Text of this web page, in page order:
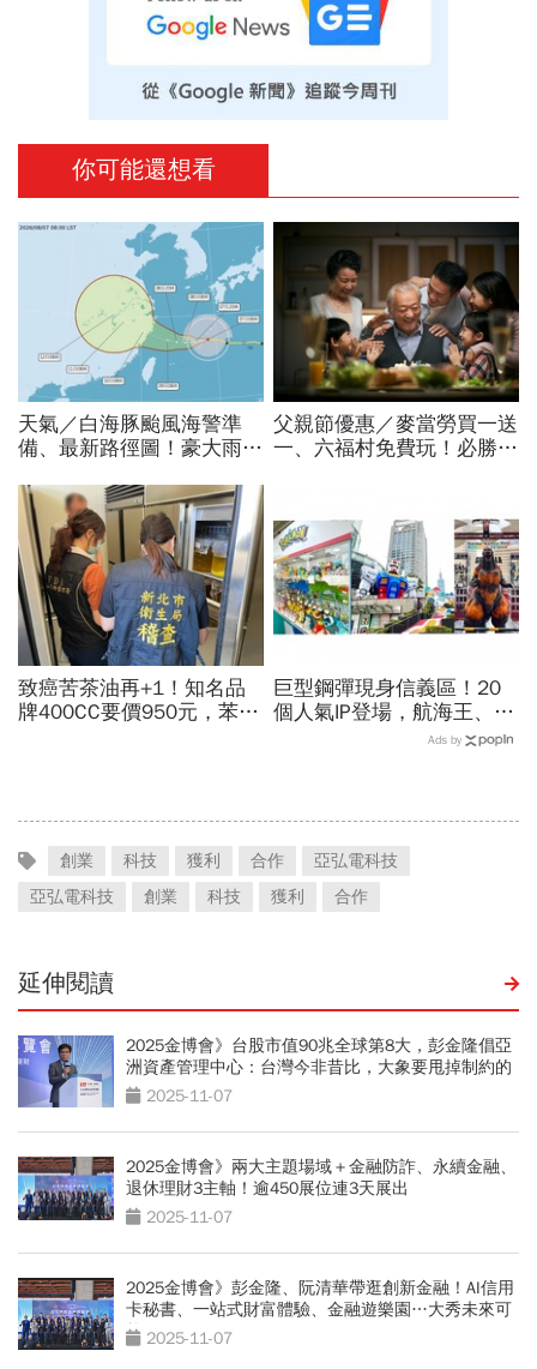
你可能還想看
天氣／白海豚颱風海警準
備、最新路徑圖！豪大雨紫
颱風假機率多大，10日報
先看
父親節優惠／麥當勞買一送
一、六福村免費玩！必勝
致癌苦茶油再+1！知名品
牌400CC要價950元，苯駢
巨型鋼彈現身信義區！20
個人氣IP登場，航海王、哥
吉拉、七龍珠、寶可夢…盤
Ads by
創業 科技 獲利 合作
亞弘電科技
亞弘電科技
創業 科技 獲利 合作
延伸閱讀
2025金博會》台股市值90兆全球第8大，彭金隆倡亞
洲資產管理中心：台灣今非昔比，大象要甩掉制約的
繩子2025-11-07
2025金博會》兩大主題場域＋金融防詐、永續金融、
退休理財3主軸！逾450展位連3天展出
2025-11-07
2025金博會》彭金隆、阮清華帶逛創新金融！AI信用
卡秘書、一站式財富體驗、金融遊樂園…大秀未來可
能 2025-11-07